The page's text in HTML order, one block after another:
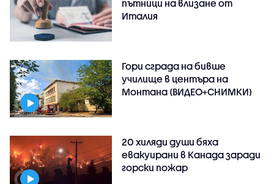
пътници на влизане от
Италия
Гори сграда на бивше
училище в центъра на
Монтана (ВИДЕО+СНИМКИ)
20 хиляди души бяха
евакуирани в Канада заради
горски пожар